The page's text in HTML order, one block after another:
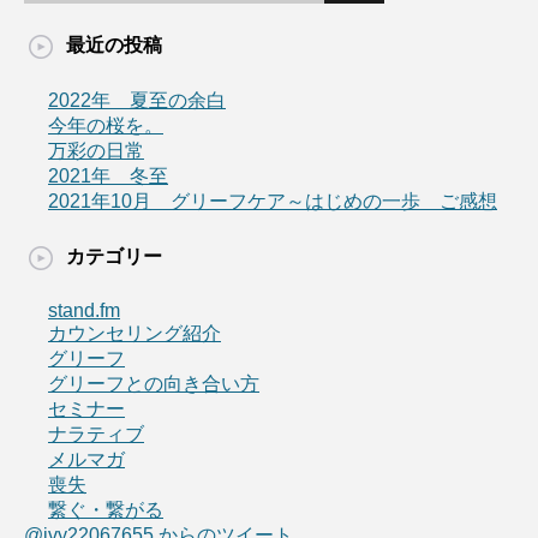
最近の投稿
2022年 夏至の余白
今年の桜を。
万彩の日常
2021年 冬至
2021年10月 グリーフケア～はじめの一歩 ご感想
カテゴリー
stand.fm
カウンセリング紹介
グリーフ
グリーフとの向き合い方
セミナー
ナラティブ
メルマガ
喪失
繋ぐ・繋がる